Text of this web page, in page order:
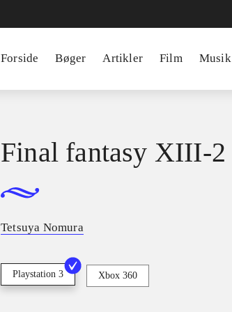
Forside Bøger Artikler Film Musik
Final fantasy XIII-2
Tetsuya Nomura
Playstation 3 Xbox 360